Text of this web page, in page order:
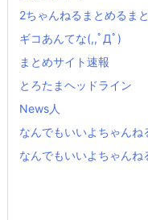
2ちゃんねるまとめるま
ギコあんてな(,,ﾟДﾟ)
まとめサイト速報
とろたまヘッドライン
News人
なんでもいいよちゃんね
なんでもいいよちゃんね